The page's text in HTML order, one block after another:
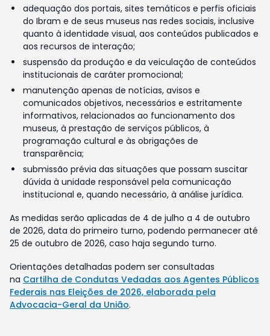
adequação dos portais, sites temáticos e perfis oficiais
do Ibram e de seus museus nas redes sociais, inclusive
quanto à identidade visual, aos conteúdos publicados e
aos recursos de interação;
suspensão da produção e da veiculação de conteúdos
institucionais de caráter promocional;
manutenção apenas de notícias, avisos e
comunicados objetivos, necessários e estritamente
informativos, relacionados ao funcionamento dos
museus, à prestação de serviços públicos, à
programação cultural e às obrigações de
transparência;
submissão prévia das situações que possam suscitar
dúvida à unidade responsável pela comunicação
institucional e, quando necessário, à análise jurídica.
As medidas serão aplicadas de 4 de julho a 4 de outubro
de 2026, data do primeiro turno, podendo permanecer até
25 de outubro de 2026, caso haja segundo turno.
Orientações detalhadas podem ser consultadas
na Cartilha de Condutas Vedadas aos Agentes Públicos
Federais nas Eleições de 2026, elaborada pela
Advocacia-Geral da União.